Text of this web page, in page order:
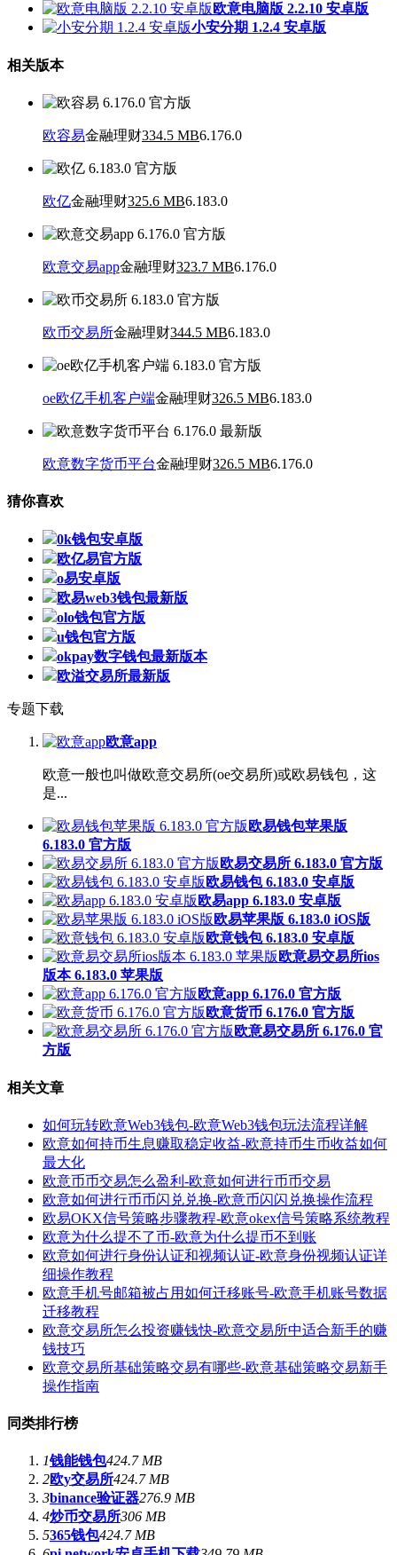
欧意电脑版 2.2.10 安卓版
小安分期 1.2.4 安卓版
相关版本
欧容易金融理财334.5 MB6.176.0
欧亿金融理财325.6 MB6.183.0
欧意交易app金融理财323.7 MB6.176.0
欧币交易所金融理财344.5 MB6.183.0
oe欧亿手机客户端金融理财326.5 MB6.183.0
欧意数字货币平台金融理财326.5 MB6.176.0
猜你喜欢
0k钱包安卓版
欧亿易官方版
o易安卓版
欧易web3钱包最新版
olo钱包官方版
u钱包官方版
okpay数字钱包最新版本
欧溢交易所最新版
专题下载
欧意app
欧意一般也叫做欧意交易所(oe交易所)或欧易钱包，这
是...
欧易钱包苹果版
6.183.0 官方版
欧易交易所 6.183.0 官方版
欧易钱包 6.183.0 安卓版
欧易app 6.183.0 安卓版
欧易苹果版 6.183.0 iOS版
欧意钱包 6.183.0 安卓版
欧意易交易所ios
版本 6.183.0 苹果版
欧意app 6.176.0 官方版
欧意货币 6.176.0 官方版
欧意易交易所 6.176.0 官
方版
相关文章
如何玩转欧意Web3钱包-欧意Web3钱包玩法流程详解
欧意如何持币生息赚取稳定收益-欧意持币生币收益如何
最大化
欧意币币交易怎么盈利-欧意如何进行币币交易
欧意如何进行币币闪兑兑换-欧意币闪闪兑换操作流程
欧易OKX信号策略步骤教程-欧意okex信号策略系统教程
欧意为什么提不了币-欧意为什么提币不到账
欧意如何进行身份认证和视频认证-欧意身份视频认证详
细操作教程
欧意手机号邮箱被占用如何迁移账号-欧意手机账号数据
迁移教程
欧意交易所怎么投资赚钱快-欧意交易所中适合新手的赚
钱技巧
欧意交易所基础策略交易有哪些-欧意基础策略交易新手
操作指南
同类排行榜
1钱能钱包424.7 MB
2欧y交易所424.7 MB
3binance验证器276.9 MB
4炒币交易所306 MB
5365钱包424.7 MB